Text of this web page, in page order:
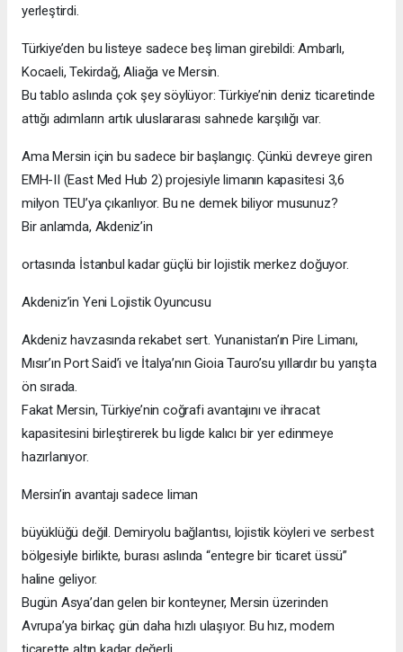
yerleştirdi.
Türkiye’den bu listeye sadece beş liman girebildi: Ambarlı,
Kocaeli, Tekirdağ, Aliağa ve Mersin.
Bu tablo aslında çok şey söylüyor: Türkiye’nin deniz ticaretinde
attığı adımların artık uluslararası sahnede karşılığı var.
Ama Mersin için bu sadece bir başlangıç. Çünkü devreye giren
EMH-II (East Med Hub 2) projesiyle limanın kapasitesi 3,6
milyon TEU’ya çıkarılıyor. Bu ne demek biliyor musunuz?
Bir anlamda, Akdeniz’in
ortasında İstanbul kadar güçlü bir lojistik merkez doğuyor.
Akdeniz’in Yeni Lojistik Oyuncusu
Akdeniz havzasında rekabet sert. Yunanistan’ın Pire Limanı,
Mısır’ın Port Said’i ve İtalya’nın Gioia Tauro’su yıllardır bu yarışta
ön sırada.
Fakat Mersin, Türkiye’nin coğrafi avantajını ve ihracat
kapasitesini birleştirerek bu ligde kalıcı bir yer edinmeye
hazırlanıyor.
Mersin’in avantajı sadece liman
büyüklüğü değil. Demiryolu bağlantısı, lojistik köyleri ve serbest
bölgesiyle birlikte, burası aslında “entegre bir ticaret üssü”
haline geliyor.
Bugün Asya’dan gelen bir konteyner, Mersin üzerinden
Avrupa’ya birkaç gün daha hızlı ulaşıyor. Bu hız, modern